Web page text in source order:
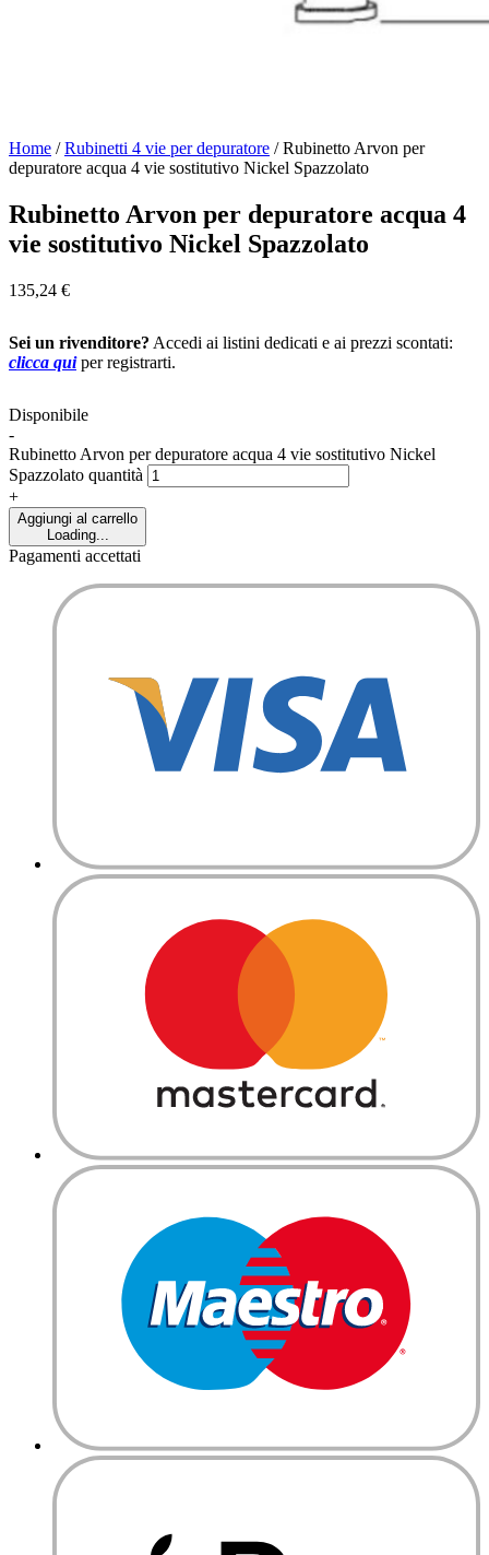
Home /Rubinetti 4 vie per depuratore /Rubinetto Arvon per
depuratore acqua 4 vie sostitutivo Nickel Spazzolato
Rubinetto Arvon per depuratore acqua 4
vie sostitutivo Nickel Spazzolato
135,24 €
Sei un rivenditore? Accedi ai listini dedicati e ai prezzi scontati:
clicca quiper registrarti.
Disponibile
-
Rubinetto Arvon per depuratore acqua 4 vie sostitutivo Nickel
Spazzolato quantità
+
Aggiungi al carrello
Loading...
Pagamenti accettati